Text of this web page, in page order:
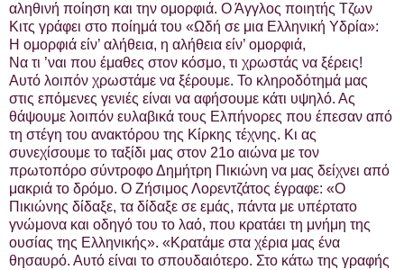
αληθινή ποίηση και την ομορφιά. Ο Άγγλος ποιητής Τζων
Κιτς γράφει στο ποίημά του «Ωδή σε μια Ελληνική Υδρία»:
Η ομορφιά είν’ αλήθεια, η αλήθεια είν’ ομορφιά,
Να τι ’ναι που έμαθες στον κόσμο, τι χρωστάς να ξέρεις!
Αυτό λοιπόν χρωστάμε να ξέρουμε. Το κληροδότημά μας
στις επόμενες γενιές είναι να αφήσουμε κάτι υψηλό. Ας
θάψουμε λοιπόν ευλαβικά τους Ελπήνορες που έπεσαν από
τη στέγη του ανακτόρου της Κίρκης τέχνης. Κι ας
συνεχίσουμε το ταξίδι μας στον 21ο αιώνα με τον
πρωτοπόρο σύντροφο Δημήτρη Πικιώνη να μας δείχνει από
μακριά το δρόμο. Ο Ζήσιμος Λορεντζάτος έγραφε: «Ο
Πικιώνης δίδαξε, τα δίδαξε σε εμάς, πάντα με υπέρτατο
γνώμονα και οδηγό του το λαό, που κρατάει τη μνήμη της
ουσίας της Ελληνικής». «Κρατάμε στα χέρια μας ένα
θησαυρό. Αυτό είναι το σπουδαιότερο. Στο κάτω της γραφής